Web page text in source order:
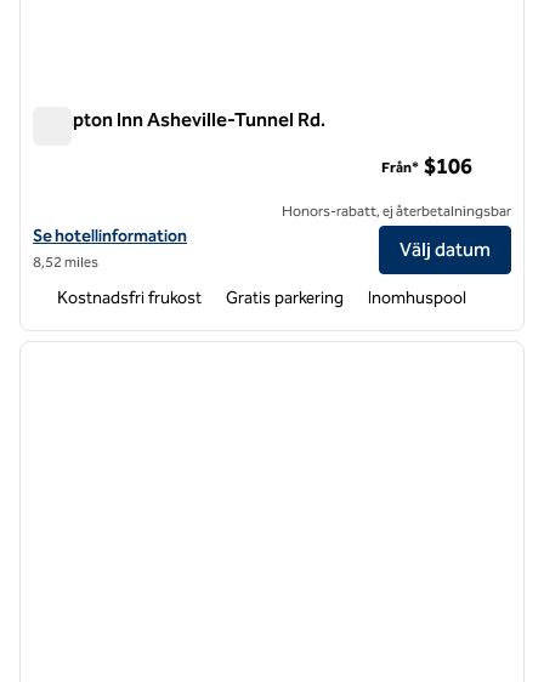
Hampton Inn Asheville-Tunnel Rd.
Visa hotelldetaljer för Hampton Inn Asheville-Tunnel Rd.
Se hotellinformation
8,52 miles
Från* $106
Honors-rabatt, ej återbetalningsbar
Välj datum
Kostnadsfri frukost Gratis parkering Inomhuspool
1 av 12
nästa